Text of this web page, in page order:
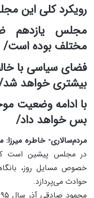
رویکرد کلی این
مجلس یازدهم
مختلف بوده است/
فضای سیاسی با
بیشتری خواهد
با ادامه وضعیت
بس خواهد داد/
مردم‌سالاری- خاطره
در مجلس پیشین است
خصوص مسایل روز،
حوادث می‌پردازد.